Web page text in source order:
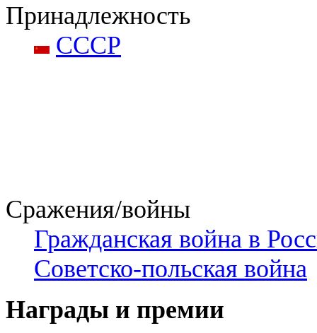
Принадлежность
СССР
Сражения/войны
Гражданская война в
Советско-польская война
Награды и премии